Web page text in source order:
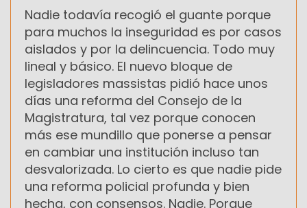
Nadie todavía recogió el guante porque
para muchos la inseguridad es por casos
aislados y por la delincuencia. Todo muy
lineal y básico. El nuevo bloque de
legisladores massistas pidió hace unos
días una reforma del Consejo de la
Magistratura, tal vez porque conocen
más ese mundillo que ponerse a pensar
en cambiar una institución incluso tan
desvalorizada. Lo cierto es que nadie pide
una reforma policial profunda y bien
hecha, con consensos. Nadie. Porque